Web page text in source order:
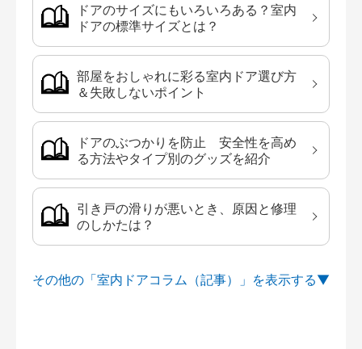
ドアのサイズにもいろいろある？室内
ドアの標準サイズとは？
部屋をおしゃれに彩る室内ドア選び方
＆失敗しないポイント
ドアのぶつかりを防止 安全性を高め
る方法やタイプ別のグッズを紹介
引き戸の滑りが悪いとき、原因と修理
のしかたは？
その他の「室内ドアコラム（記事）」を